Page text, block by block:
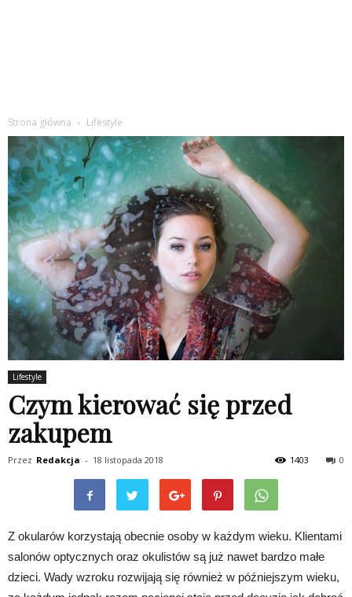
Strona główna Lifestyle
Lifestyle
Czym kierować się przed
zakupem
Przez Redakcja - 18 listopada 2018 0
1403
Z okularów korzystają obecnie osoby w każdym wieku. Klientami
salonów optycznych oraz okulistów są już nawet bardzo małe
dzieci. Wady wzroku rozwijają się również w późniejszym wieku,